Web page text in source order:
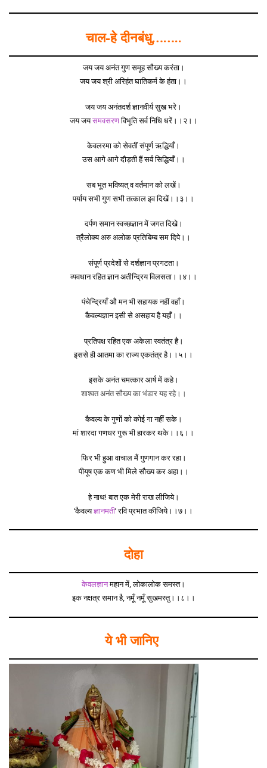
चाल-हे दीनबंधु……..
जय जय अनंत गुण समूह सौख्य करंता।
जय जय श्री अरिहंत घातिकर्म के हंता।।
जय जय अनंतदर्श ज्ञानवीर्य सुख भरे।
जय जयसमवसरणविभूति सर्व निधि धरें।।२।।
केवलरमा को सेवतीं संपूर्ण ऋद्धियाँ।
उस आगे आगे दौड़ती हैं सर्व सिद्धियाँ।।
सब भूत भविष्यत् व वर्तमान को लखें।
पर्याय सभी गुण सभी तत्काल इव दिखें।।३।।
दर्पण समान स्वच्छज्ञान में जगत दिखे।
त्रैलोक्य अरु अलोक प्रतिबिम्ब सम दिपे।।
संपूर्ण प्रदेशों से दर्शज्ञान प्रगटता।
व्यवधान रहित ज्ञान अतीन्द्रिय विलसता।।४।।
पंचेन्द्रियाँ औ मन भी सहायक नहीं वहाँ।
कैवल्यज्ञान इसी से असहाय है यहाँ।।
प्रतिपक्ष रहित एक अकेला स्वतंत्र है।
इससे ही आतमा का राज्य एकतंत्र है।।५।।
इसके अनंत चमत्कार आर्ष में कहे।
शाश्वत अनंत सौख्य का भंडार यह रहे।।
कैवल्य के गुणों को कोई गा नहीं सके।
मां शारदा गणधर गुरू भी हारकर थके।।६।।
फिर भी हुआ वाचाल मैं गुणगान कर रहा।
पीयूष एक कण भी मिले सौख्य कर अहा।।
हे नाथ! बात एक मेरी राख लीजिये।
‘कैवल्यज्ञानमती’ रवि प्रभात कीजिये।।७।।
दोहा
केवलज्ञानमहान में, लोकालोक समस्त।
इक नक्षत्र समान है, नमूँ नमूँ सुखमस्तु।।८।।
ये भी जानिए